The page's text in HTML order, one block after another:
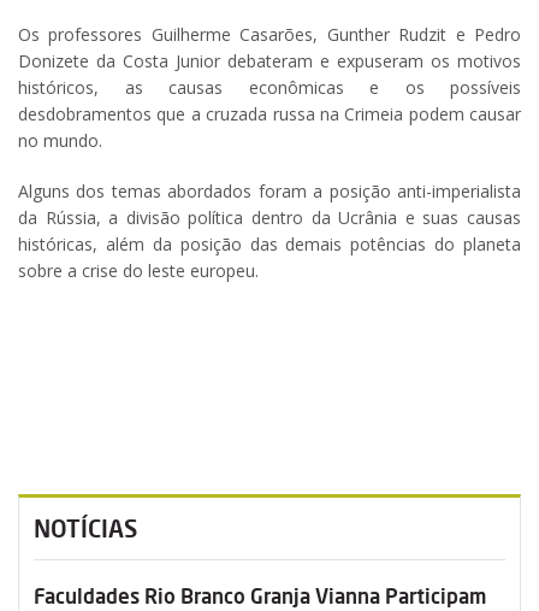
Os professores Guilherme Casarões, Gunther Rudzit e Pedro
Donizete da Costa Junior debateram e expuseram os motivos
históricos, as causas econômicas e os possíveis
desdobramentos que a cruzada russa na Crimeia podem causar
no mundo.
Alguns dos temas abordados foram a posição anti-imperialista
da Rússia, a divisão política dentro da Ucrânia e suas causas
históricas, além da posição das demais potências do planeta
sobre a crise do leste europeu.
NOTÍCIAS
Faculdades Rio Branco Granja Vianna Participam